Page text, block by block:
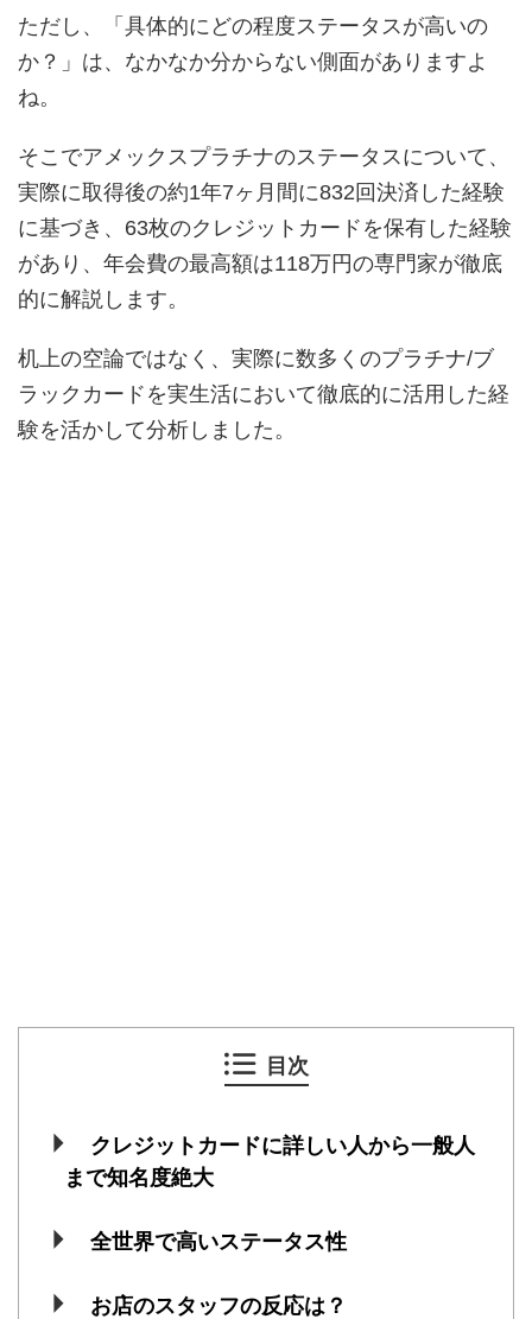
ただし、「具体的にどの程度ステータスが高いの
か？」は、なかなか分からない側面がありますよ
ね。
そこでアメックスプラチナのステータスについて、
実際に取得後の約1年7ヶ月間に832回決済した経験
に基づき、63枚のクレジットカードを保有した経験
があり、年会費の最高額は118万円の専門家が徹底
的に解説します。
机上の空論ではなく、実際に数多くのプラチナ/ブ
ラックカードを実生活において徹底的に活用した経
験を活かして分析しました。
目次
クレジットカードに詳しい人から一般人
まで知名度絶大
全世界で高いステータス性
お店のスタッフの反応は？